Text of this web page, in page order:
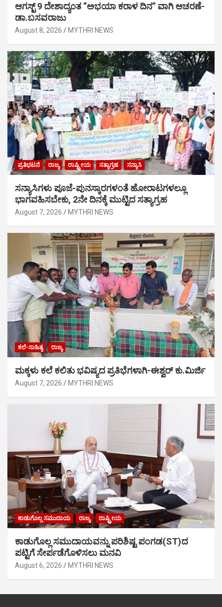
ಆಗಸ್ಟ್ 9 ದೇಶಾದ್ಯಂತ “ಅಭಯಾ ಕರಾಳ ದಿನ” ವಾಗಿ ಆಚರಣೆ-
ಡಾ.ಬಸವರಾಜು
August 8, 2026 MYTHRI NEWS
ಪ್ರತಿಭಟನೆ ರಾಜ್ಯ ರಾಷ್ಟ್ರೀಯ ಸತ್ಯಾಗ್ರಹ ಸನ್ಯಾಸಿ
ಸನ್ಯಾಸಿಗಳು ಪೂಜೆ-ಪುನಸ್ಕಾರಗಳಂತೆ ಹೋರಾಟಗಳಲ್ಲೂ
ಭಾಗವಹಿಸಬೇಕು, 2ನೇ ದಿನಕ್ಕೆ ಮುಟ್ಟಿದ ಸತ್ಯಾಗ್ರಹ
August 7, 2026 MYTHRI NEWS
ಕಲೆ-ಸಾಹಿತ್ಯ ರಾಜ್ಯ
ಮಕ್ಕಳು ಕಲೆ ಕಲಿತು ಭವಿಷ್ಯದ ಪ್ರತಿಭೆಗಳಾಗಿ-ಈಶ್ವರ್ ಕು.ಮಿರ್ಜಿ
August 7, 2026 MYTHRI NEWS
ಕಾಡುಗೊಲ್ಲ ಸಮುದಾಯ ರಾಜ್ಯ ರಾಷ್ಟ್ರೀಯ
ಕಾಡುಗೊಲ್ಲ ಸಮುದಾಯವನ್ನು ಪರಿಶಿಷ್ಟ ಪಂಗಡ(ST)ದ
ಪಟ್ಟಿಗೆ ಸೇರ್ಪಡೆಗೊಳಿಸಲು ಮನವಿ
August 6, 2026 MYTHRI NEWS